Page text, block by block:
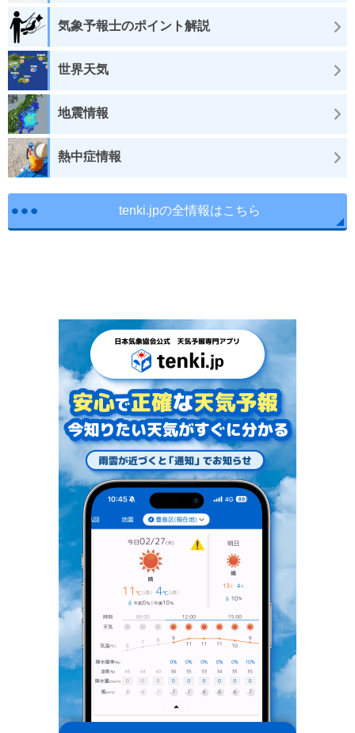
気象予報士のポイント解説
世界天気
地震情報
熱中症情報
tenki.jpの全情報はこちら